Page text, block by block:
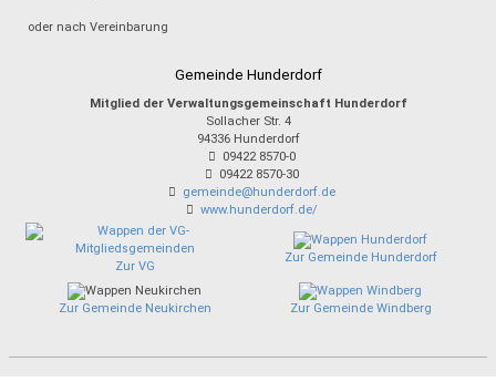
oder nach Vereinbarung
Gemeinde Hunderdorf
Mitglied der Verwaltungsgemeinschaft Hunderdorf
Sollacher Str. 4
94336 Hunderdorf
09422 8570-0
09422 8570-30
gemeinde@hunderdorf.de
www.hunderdorf.de/
Zur VG
Zur Gemeinde Hunderdorf
Zur Gemeinde Neukirchen Zur Gemeinde Windberg